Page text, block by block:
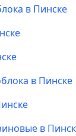
в Пинске
в Пинске
в